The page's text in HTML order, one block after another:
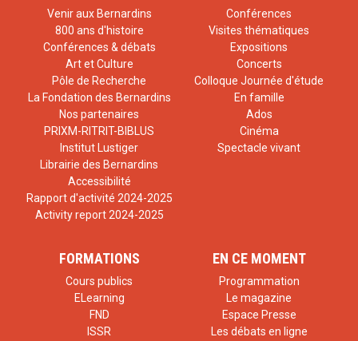
Venir aux Bernardins
800 ans d'histoire
Conférences & débats
Art et Culture
Pôle de Recherche
La Fondation des Bernardins
Nos partenaires
PRIXM-RITRIT-BIBLUS
Institut Lustiger
Librairie des Bernardins
Accessibilité
Rapport d'activité 2024-2025
Activity report 2024-2025
Conférences
Visites thématiques
Expositions
Concerts
Colloque Journée d'étude
En famille
Ados
Cinéma
Spectacle vivant
FORMATIONS
Cours publics
ELearning
FND
ISSR
EN CE MOMENT
Programmation
Le magazine
Espace Presse
Les débats en ligne